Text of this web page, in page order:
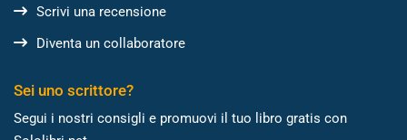
Scrivi una recensione
Diventa un collaboratore
Sei uno scrittore?
Segui i nostri consigli e promuovi il tuo libro gratis con